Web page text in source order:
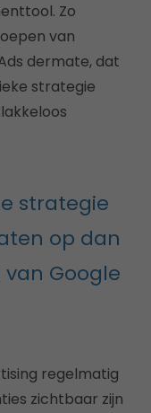
Zo
van
dermate, dat
strategie
strategie
op dan
Google
regelmatig
zichtbaar zijn